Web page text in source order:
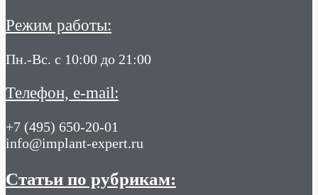
Режим работы:
Пн.-Вс. с 10:00 до 21:00
Телефон, e-mail:
+7 (495) 650-20-01
info@implant-expert.ru
Статьи по рубрикам: